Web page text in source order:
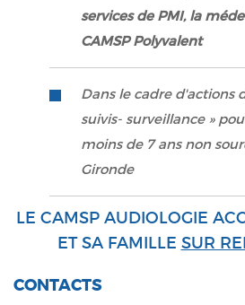
services de PMI, la
CAMSP Polyvalent
Dans le cadre d'actions
suivis- surveillance »
moins de 7 ans non
Gironde
LE CAMSP AUDIOLOGIE
ET SA FAMILLE SUR
CONTACTS